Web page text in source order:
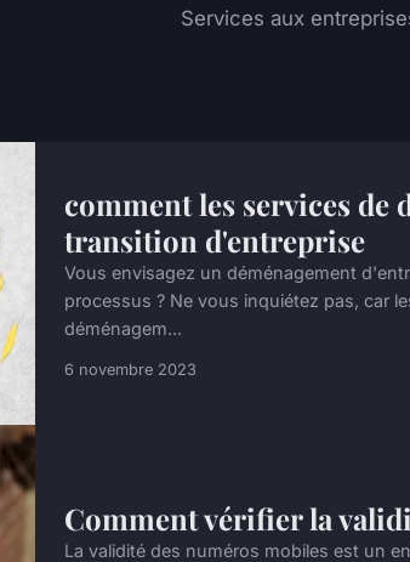
Services aux
comment les services de
transition d'entreprise
Vous envisagez un déménagement
processus ? Ne vous inquiétez pas, car
déménagem...
6 novembre 2023
Comment vérifier la
La validité des numéros mobiles est un